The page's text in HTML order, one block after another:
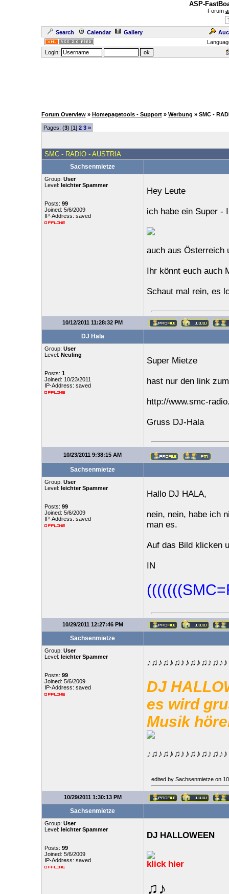
ASP-
Forum
Search Calendar Gallery
Login:
Forum Overview » Homepagetools - Support » Werbung » SMC -
Pages: (3) [1] 2 3 »
SMC - RADIO - AUSTRIA
Sachsenmietze
Group: User
Level: leichter Spammer
Posts: 99
Joined: 5/6/2009
IP-Address: saved
Hey Leute
ich habe ein Super -
auch aus Österreich
Ihr könnt euch auch
Schaut mal rein, es
10/12/2011 11:28:32 PM
DJ Hala
Group: User
Level: Neuling
Posts: 1
Joined: 10/23/2011
IP-Address: saved
Super Mietze
hast nur den link
http://www.smc-
Gruss DJ-Hala
10/23/2011 9:38:15 AM
Sachsenmietze
Group: User
Level: leichter Spammer
Posts: 99
Joined: 5/6/2009
IP-Address: saved
Hallo DJ HALA,
nein, nein, habe ich
man es.
Auf das Bild klicken
IN
10/29/2011 12:27:46 PM
Sachsenmietze
Group: User
Level: leichter Spammer
Posts: 99
Joined: 5/6/2009
IP-Address: saved
DJ
es wird
Musik
edited by Sachsenmietze on
10/29/2011 1:30:13 PM
Sachsenmietze
Group: User
Level: leichter Spammer
Posts: 99
Joined: 5/6/2009
IP-Address: saved
DJ HALLOWEEN
klick hier
♫♪